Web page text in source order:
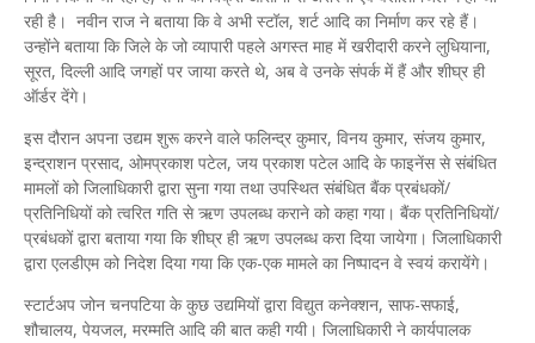
रही है। नवीन राज ने बताया कि वे अभी स्टॉल, शर्ट आदि का निर्माण कर रहे हैं।
उन्होंने बताया कि जिले के जो व्यापारी पहले अगस्त माह में खरीदारी करने लुधियाना,
सूरत, दिल्ली आदि जगहों पर जाया करते थे, अब वे उनके संपर्क में हैं और शीघ्र ही
ऑर्डर देंगे।
इस दौरान अपना उद्यम शुरू करने वाले फलिन्द्र कुमार, विनय कुमार, संजय कुमार,
इन्द्राशन प्रसाद, ओमप्रकाश पटेल, जय प्रकाश पटेल आदि के फाइनेंस से संबंधित
मामलों को जिलाधिकारी द्वारा सुना गया तथा उपस्थित संबंधित बैंक प्रबंधकों/
प्रतिनिधियों को त्वरित गति से ऋण उपलब्ध कराने को कहा गया। बैंक प्रतिनिधियों/
प्रबंधकों द्वारा बताया गया कि शीघ्र ही ऋण उपलब्ध करा दिया जायेगा। जिलाधिकारी
द्वारा एलडीएम को निदेश दिया गया कि एक-एक मामले का निष्पादन वे स्वयं करायेंगे।
स्टार्टअप जोन चनपटिया के कुछ उद्यमियों द्वारा विद्युत कनेक्शन, साफ-सफाई,
शौचालय, पेयजल, मरम्मति आदि की बात कही गयी। जिलाधिकारी ने कार्यपालक